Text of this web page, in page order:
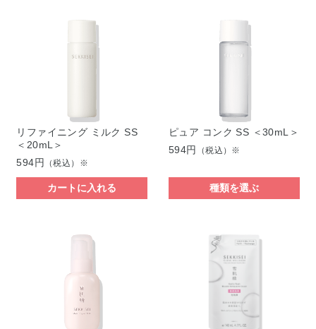
リファイニング ミルク SS
＜20mL＞
594円
（税込）※
カートに入れる
ピュア コンク SS ＜30mL＞
594円
（税込）※
種類を選ぶ